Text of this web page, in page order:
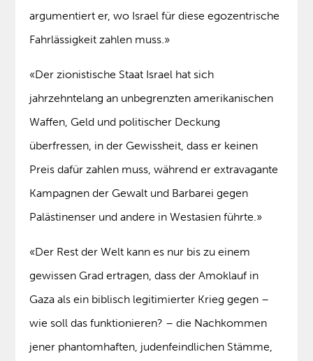
argumentiert er, wo Israel für diese egozentrische
Fahrlässigkeit zahlen muss.»
«Der zionistische Staat Israel hat sich
jahrzehntelang an unbegrenzten amerikanischen
Waffen, Geld und politischer Deckung
überfressen, in der Gewissheit, dass er keinen
Preis dafür zahlen muss, während er extravagante
Kampagnen der Gewalt und Barbarei gegen
Palästinenser und andere in Westasien führte.»
«Der Rest der Welt kann es nur bis zu einem
gewissen Grad ertragen, dass der Amoklauf in
Gaza als ein biblisch legitimierter Krieg gegen –
wie soll das funktionieren? – die Nachkommen
jener phantomhaften, judenfeindlichen Stämme,